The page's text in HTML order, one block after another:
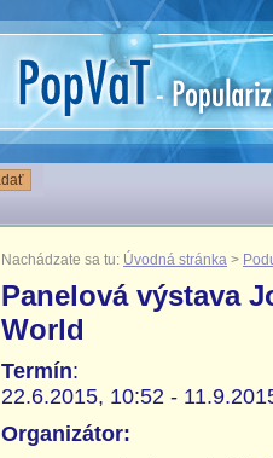
Nachádzate sa tu: Úvodná stránka >
Panelová výstava
World
Termín:
22.6.2015, 10:52 -
Organizátor: